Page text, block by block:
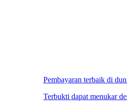
Pembayaran terbaik di
Terbukti dapat menukar